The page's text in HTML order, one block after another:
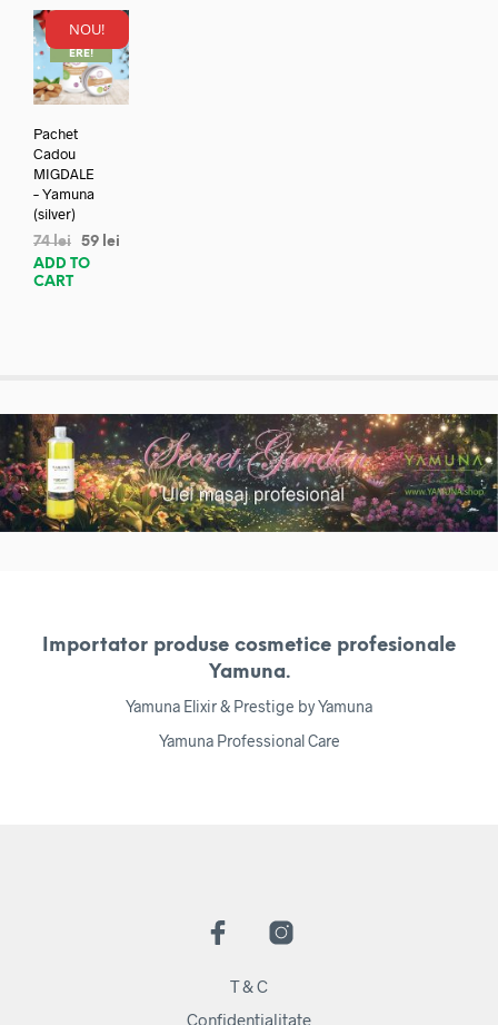
NOU!
REDUC
ERE!
Pachet
Cadou
MIGDALE
– Yamuna
(silver)
74lei 59 lei
ADD TO
CART
Importator produse cosmetice profesionale
Yamuna.
Yamuna Elixir & Prestige by Yamuna
Yamuna Professional Care
T & C
Confidentialitate